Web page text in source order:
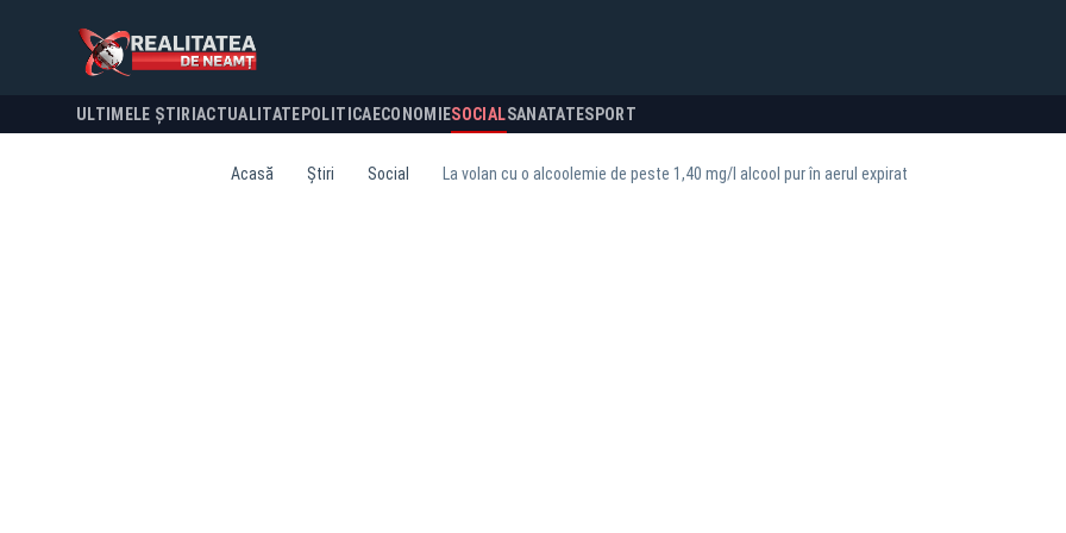
ULTIMELE ȘTIRI ACTUALITATE POLITICA ECONOMIESOCIALSANATATESPORT
Acasă Știri Social La volan cu o alcoolemie de peste 1,40 mg/l alcool pur în aerul expirat